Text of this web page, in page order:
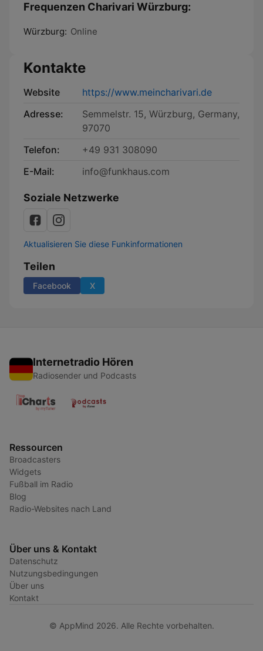
Frequenzen Charivari Würzburg:
Würzburg: Online
Kontakte
Website
https://www.meincharivari.de
Adresse:
Semmelstr. 15, Würzburg, Germany,
97070
Telefon:
+49 931 308090
E-Mail:
info@funkhaus.com
Soziale Netzwerke
Aktualisieren Sie diese Funkinformationen
Teilen
Facebook X
Internetradio Hören
Radiosender und Podcasts
Ressourcen
Broadcasters
Widgets
Fußball im Radio
Blog
Radio-Websites nach Land
Über uns & Kontakt
Datenschutz
Nutzungsbedingungen
Über uns
Kontakt
© AppMind 2026. Alle Rechte vorbehalten.